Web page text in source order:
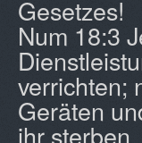
Gesetzes!
Num 18:3
verrichten;
Geräten
ihr sterben.